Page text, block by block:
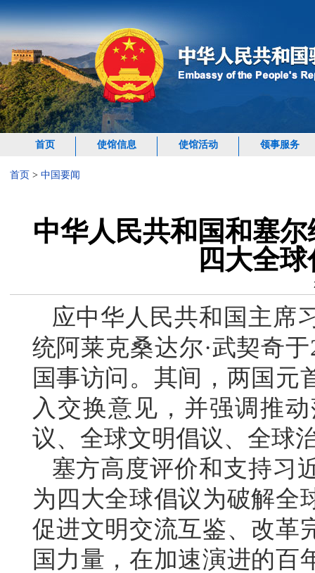
首页 使馆信息 使馆活动 领事服务
首页 > 中国要闻
中华人民共和国和塞
四大全
应中华人民共和国主席
统阿莱克桑达尔·武契奇
国事访问。其间，两国元
入交换意见，并强调推
议、全球文明倡议、全球
塞方高度评价和支持习
为四大全球倡议为破解全
促进文明交流互鉴、改革
国力量，在加速演进的百